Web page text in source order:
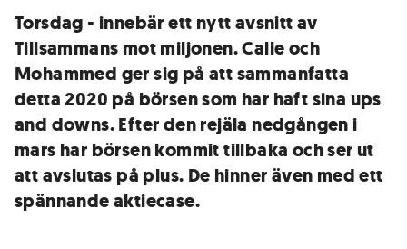
Torsdag - innebär ett nytt avsnitt av
Tillsammans mot miljonen. Calle och
Mohammed ger sig på att sammanfatta
detta 2020 på börsen som har haft sina ups
and downs. Efter den rejäla nedgången i
mars har börsen kommit tillbaka och ser ut
att avslutas på plus. De hinner även med ett
spännande aktiecase.